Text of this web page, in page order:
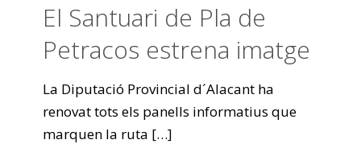
El Santuari de Pla de
Petracos estrena imatge
La Diputació Provincial d´Alacant ha
renovat tots els panells informatius que
marquen la ruta […]